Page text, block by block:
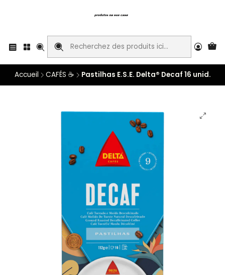
Accueil CAFÉS ☕ Pastilhas E.S.E. Delta® Decaf 16 unid.